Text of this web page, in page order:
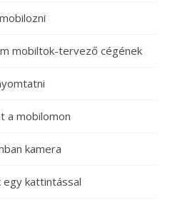
mobiltok-tervező cégének
a mobilomon
kamera
egy kattintással